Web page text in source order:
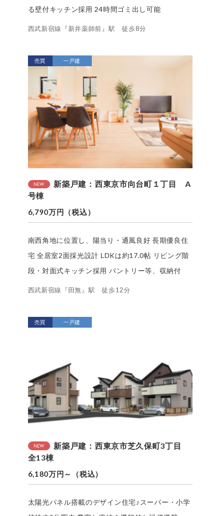
る壁付キッチン採用 24時間ゴミ出し可能
西武新宿線『新井薬師前』駅 徒歩8分
売買 一戸建
新築戸建：西東京市向台町１丁目 A
号棟
6,790万円（税込）
南西角地に位置し、陽当り・通風良好 長期優良住
宅 全居室2面採光設計 LDKは約17.0帖 リビング階
段・対面式キッチン採用 パントリー等、収納付
西武新宿線『田無』駅 徒歩12分
売買 一戸建
新築戸建：西東京市芝久保町3丁目
全13棟
6,180万円～（税込）
太陽光パネル搭載のデザイン住宅♪スーパー・小学